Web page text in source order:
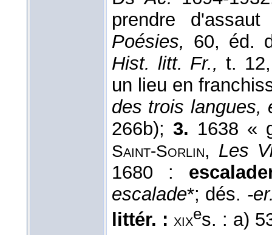
prendre
Poésies, 60, éd.
Hist. litt. Fr., t.
un lieu en
des trois langues,
266b);3. 1638 «
Saint-Sorlin, Les
1680 :
escalade*; dés. -
littér. : xixes. : a)